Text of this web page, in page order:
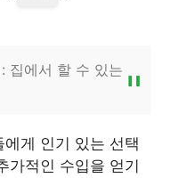
집에서 할 수 있는
게 인기 있는 선택
가적인 수입을 얻기